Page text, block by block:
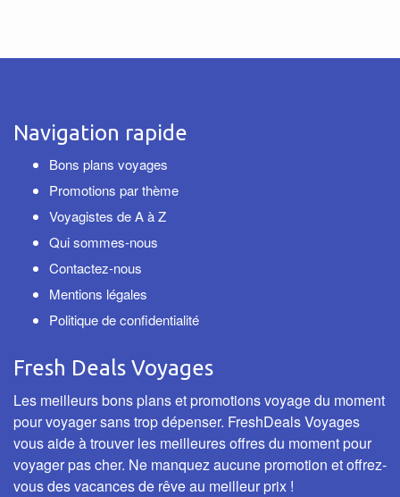
Navigation rapide
Bons plans voyages
Promotions par thème
Voyagistes de A à Z
Qui sommes-nous
Contactez-nous
Mentions légales
Politique de confidentialité
Fresh Deals Voyages
Les meilleurs bons plans et promotions voyage du moment
pour voyager sans trop dépenser. FreshDeals Voyages
vous aide à trouver les meilleures offres du moment pour
voyager pas cher. Ne manquez aucune promotion et offrez-
vous des vacances de rêve au meilleur prix !